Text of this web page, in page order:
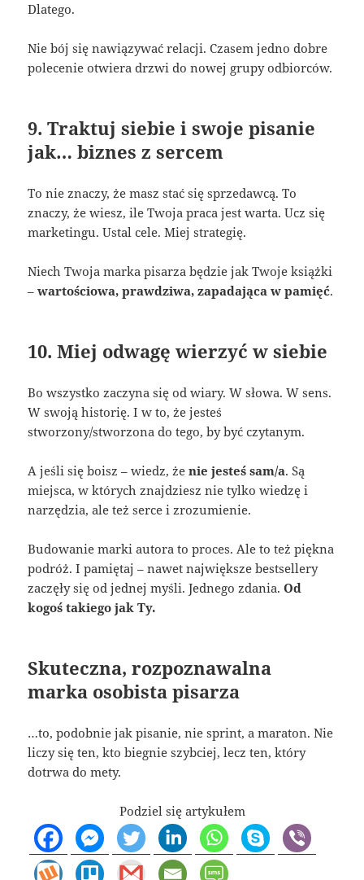
Dlatego.
Nie bój się nawiązywać relacji. Czasem jedno dobre
polecenie otwiera drzwi do nowej grupy odbiorców.
9. Traktuj siebie i swoje pisanie
jak… biznes z sercem
To nie znaczy, że masz stać się sprzedawcą. To
znaczy, że wiesz, ile Twoja praca jest warta. Ucz się
marketingu. Ustal cele. Miej strategię.
Niech Twoja marka pisarza będzie jak Twoje książki
–wartościowa, prawdziwa, zapadająca w pamięć.
10. Miej odwagę wierzyć w siebie
Bo wszystko zaczyna się od wiary. W słowa. W sens.
W swoją historię. I w to, że jesteś
stworzony/stworzona do tego, by być czytanym.
A jeśli się boisz – wiedz, żenie jesteś sam/a. Są
miejsca, w których znajdziesz nie tylko wiedzę i
narzędzia, ale też serce i zrozumienie.
Budowanie marki autora to proces. Ale to też piękna
podróż. I pamiętaj – nawet największe bestsellery
zaczęły się od jednej myśli. Jednego zdania.Od
kogoś takiego jak Ty.
Skuteczna, rozpoznawalna
marka osobista pisarza
…to, podobnie jak pisanie, nie sprint, a maraton. Nie
liczy się ten, kto biegnie szybciej, lecz ten, który
dotrwa do mety.
Podziel się artykułem